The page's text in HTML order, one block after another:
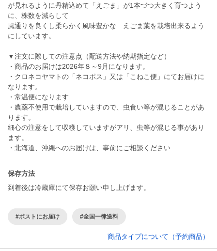
が見れるように丹精込めて「えごま」が1本づつ大きく育つよう
に、株数を減らして
風通りを良くし柔らかく風味豊かな えごま葉を栽培出来るよう
にしています。
▼注文に際しての注意点（配送方法や納期指定など）
・商品のお届けは2026年８～9月になります。
・クロネコヤマトの「ネコポス」又は「こねこ便」にてお届けに
なります。
・常温便になります
・農薬不使用で栽培していますので、虫食い等が混じることがあ
ります。
細心の注意をして収穫していますがアリ、虫等が混じる事があり
ます。
・北海道、沖縄へのお届けは、事前にご相談ください
保存方法
到着後は冷蔵庫にて保存お願い申し上げます。
#ポストにお届け #全国一律送料
商品タイプについて（予約商品）